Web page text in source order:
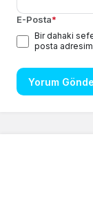
E-Posta*
Bir dahaki
posta
Yorum